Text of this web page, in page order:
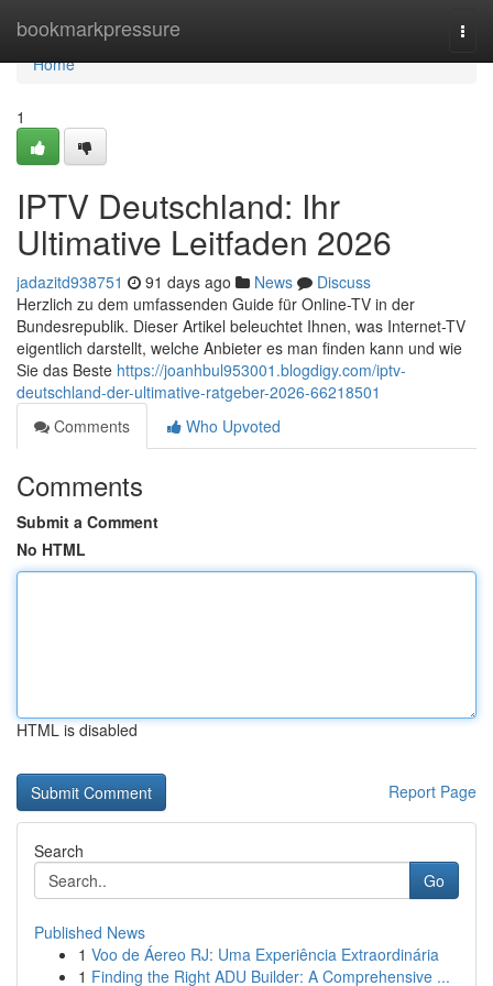
bookmarkpressure
Home
Home
1
IPTV Deutschland: Ihr
Ultimative Leitfaden 2026
jadazitd938751 91 days ago News
Discuss
Herzlich zu dem umfassenden Guide für Online-TV in der
Bundesrepublik. Dieser Artikel beleuchtet Ihnen, was Internet-TV
eigentlich darstellt, welche Anbieter es man finden kann und wie
Sie das Beste https://joanhbul953001.blogdigy.com/iptv-
deutschland-der-ultimative-ratgeber-2026-66218501
Comments
Who Upvoted
Comments
Submit a Comment
No HTML
HTML is disabled
Report Page
Search
Go
Published News
1 Voo de Áereo RJ: Uma Experiência Extraordinária
1 Finding the Right ADU Builder: A Comprehensive ...